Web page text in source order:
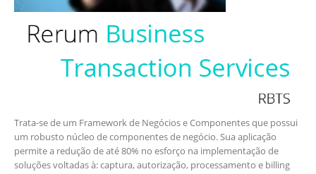
Trata-se de um Framework de Negócios e Componentes que possui
um robusto núcleo de componentes de negócio. Sua aplicação
permite a redução de até 80% no esforço na implementação de
soluções voltadas à: captura, autorização, processamento e billing